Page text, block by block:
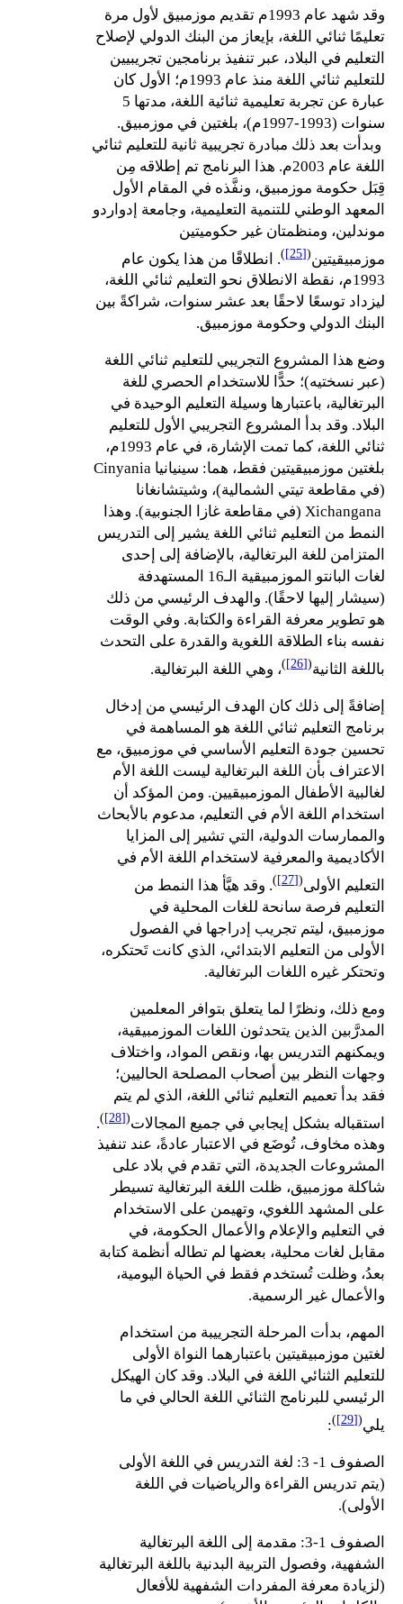
وقد شهد عام 1993م تقديم موزمبيق لأول مرة
تعليمًا ثنائي اللغة، بإيعاز من البنك الدولي لإصلاح
التعليم في البلاد، عبر تنفيذ برنامجين تجريبيين
للتعليم ثنائي اللغة منذ عام 1993م؛ الأول كان
عبارة عن تجربة تعليمية ثنائية اللغة، مدتها 5
سنوات (1993-1997م)، بلغتين في موزمبيق.
وبدأت بعد ذلك مبادرة تجريبية ثانية للتعليم ثنائي
اللغة عام 2003م. هذا البرنامج تم إطلاقه مِن
قِبَل حكومة موزمبيق، ونفَّذه في المقام الأول
المعهد الوطني للتنمية التعليمية، وجامعة إدواردو
موندلين، ومنظمتان غير حكوميتين
موزمبيقيتين(
[25]
). انطلاقًا من هذا يكون عام
1993م، نقطة الانطلاق نحو التعليم ثنائي اللغة،
ليزداد توسعًا لاحقًا بعد عشر سنوات، شراكةً بين
البنك الدولي وحكومة موزمبيق.
وضع هذا المشروع التجريبي للتعليم ثنائي اللغة
(عبر نسختيه)؛ حدًّا للاستخدام الحصري للغة
البرتغالية، باعتبارها وسيلة التعليم الوحيدة في
البلاد. وقد بدأ المشروع التجريبي الأول للتعليم
ثنائي اللغة، كما تمت الإشارة، في عام 1993م،
بلغتين موزمبيقيتين فقط، هما: سينيانيا Cinyania
(في مقاطعة تيتي الشمالية)، وشيتشانغانا
Xichangana (في مقاطعة غازا الجنوبية). وهذا
النمط من التعليم ثنائي اللغة يشير إلى التدريس
المتزامن للغة البرتغالية، بالإضافة إلى إحدى
لغات البانتو الموزمبيقية الـ16 المستهدفة
(سيشار إليها لاحقًا). والهدف الرئيسي من ذلك
هو تطوير معرفة القراءة والكتابة. وفي الوقت
نفسه بناء الطلاقة اللغوية والقدرة على التحدث
باللغة الثانية(
[26]
)، وهي اللغة البرتغالية.
إضافةً إلى ذلك كان الهدف الرئيسي من إدخال
برنامج التعليم ثنائي اللغة هو المساهمة في
تحسين جودة التعليم الأساسي في موزمبيق، مع
الاعتراف بأن اللغة البرتغالية ليست اللغة الأم
لغالبية الأطفال الموزمبيقيين. ومن المؤكد أن
استخدام اللغة الأم في التعليم، مدعوم بالأبحاث
والممارسات الدولية، التي تشير إلى المزايا
الأكاديمية والمعرفية لاستخدام اللغة الأم في
التعليم الأولى(
[27]
). وقد هيَّأ هذا النمط من
التعليم فرصة سانحة للغات المحلية في
موزمبيق، ليتم تجريب إدراجها في الفصول
الأولى من التعليم الابتدائي، الذي كانت تَحتكره،
وتحتكر غيره اللغات البرتغالية.
ومع ذلك، ونظرًا لما يتعلق بتوافر المعلمين
المدرَّبين الذين يتحدثون اللغات الموزمبيقية،
ويمكنهم التدريس بها، ونقص المواد، واختلاف
وجهات النظر بين أصحاب المصلحة الحاليين؛
فقد بدأ تعميم التعليم ثنائي اللغة، الذي لم يتم
استقباله بشكل إيجابي في جميع المجالات(
[28]
)
.
وهذه مخاوف، تُوضَع في الاعتبار عادةً، عند تنفيذ
المشروعات الجديدة، التي تقدم في بلاد على
شاكلة موزمبيق، ظلت اللغة البرتغالية تسيطر
على المشهد اللغوي، وتهيمن على الاستخدام
في التعليم والإعلام والأعمال الحكومة، في
مقابل لغات محلية، بعضها لم تطاله أنظمة كتابة
بعدُ، وظلت تُستخدم فقط في الحياة اليومية،
والأعمال غير الرسمية.
المهم، بدأت المرحلة التجرييبة من استخدام
لغتين موزمبيقيتين باعتبارهما النواة الأولى
للتعليم الثنائي اللغة في البلاد. وقد كان الهيكل
الرئيسي للبرنامج الثنائي اللغة الحالي في ما
يلي(
[29]
)
:
الصفوف 1- 3: لغة التدريس في اللغة الأولى
(يتم تدريس القراءة والرياضيات في اللغة
الأولى).
الصفوف 1-3: مقدمة إلى اللغة البرتغالية
الشفهية، وفصول التربية البدنية باللغة البرتغالية
(لزيادة معرفة المفردات الشفهية للأفعال